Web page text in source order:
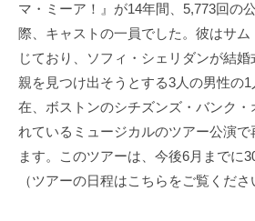
マ・ミーア！』が14年間、5,773回の
際、キャストの一員でした。彼はサ
じており、ソフィ・シェリダンが結
親を見つけ出そうとする3人の男性の
在、ボストンのシチズンズ・バンク
れているミュージカルのツアー公演
ます。このツアーは、今後6月までに
（ツアーの日程はこちらをご覧くださ